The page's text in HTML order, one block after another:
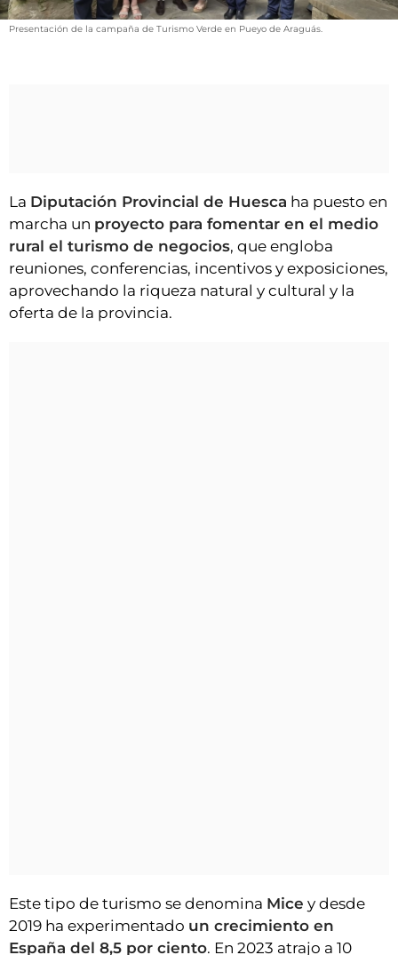
AGENDA
CLUB DEL AMIGO MILITANTE
INICIAR SESIÓN
Presentación de la campaña de Turismo Verde en Pueyo de Araguás.
La Diputación Provincial de Huesca ha puesto en
marcha un proyecto para fomentar en el medio
rural el turismo de negocios, que engloba
reuniones, conferencias, incentivos y exposiciones,
aprovechando la riqueza natural y cultural y la
oferta de la provincia.
Este tipo de turismo se denomina Mice y desde
2019 ha experimentado un crecimiento en
España del 8,5 por ciento. En 2023 atrajo a 10